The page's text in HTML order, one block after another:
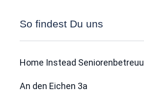
So findest Du uns
Home Instead
An den Eichen 3a